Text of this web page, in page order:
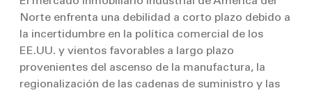
Norte enfrenta una debilidad a corto plazo debido a
la incertidumbre en la política comercial de los
EE.UU. y vientos favorables a largo plazo
provenientes del ascenso de la manufactura, la
regionalización de las cadenas de suministro y las